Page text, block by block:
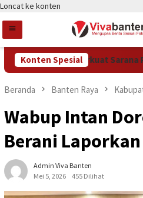
Loncat ke konten
Konten Spesial
Tangsel Perkuat Sarana
Beranda Banten Raya
Wabup Intan
Berani
Admin Viva Banten
Mei 5, 2026
455 Dilihat